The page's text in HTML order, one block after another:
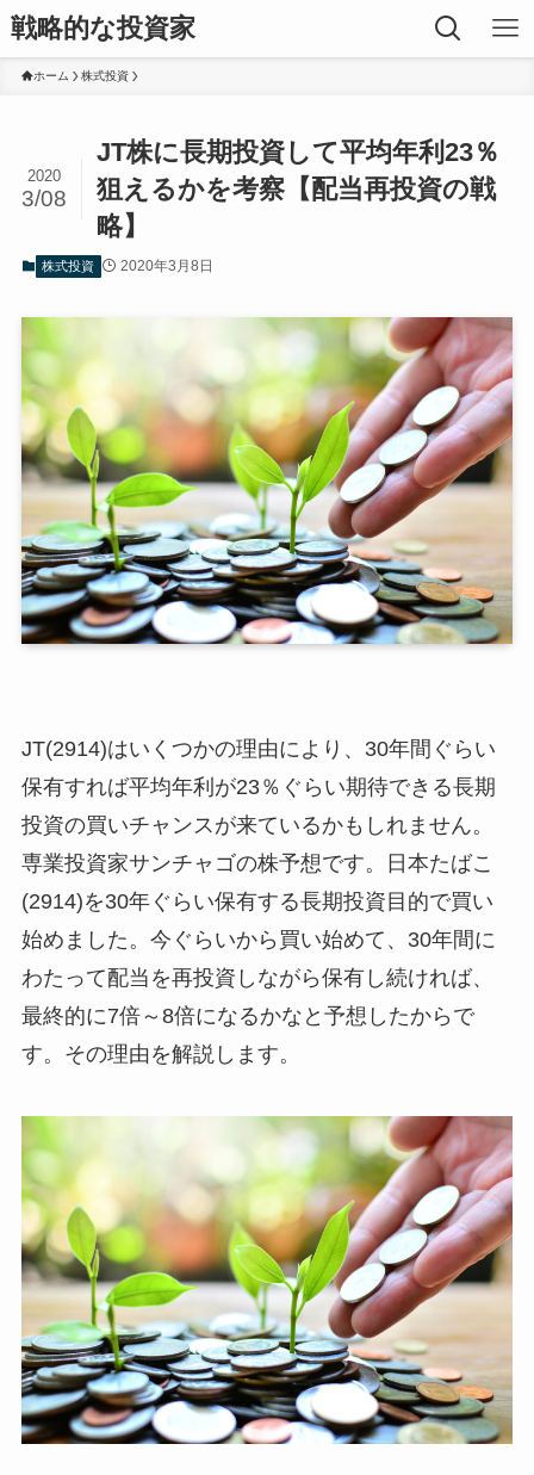
戦略的な投資家
ホーム 株式投資
JT株に長期投資して平均年利23％
狙えるかを考察【配当再投資の戦
略】
2020
3/08
株式投資 2020年3月8日
JT(2914)はいくつかの理由により、30年間ぐらい
保有すれば平均年利が23％ぐらい期待できる長期
投資の買いチャンスが来ているかもしれません。
専業投資家サンチャゴの株予想です。日本たばこ
(2914)を30年ぐらい保有する長期投資目的で買い
始めました。今ぐらいから買い始めて、30年間に
わたって配当を再投資しながら保有し続ければ、
最終的に7倍～8倍になるかなと予想したからで
す。その理由を解説します。